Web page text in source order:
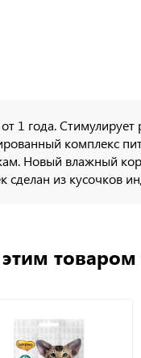
1 года.
комплекс
Новый влажный
сделан из кусочков